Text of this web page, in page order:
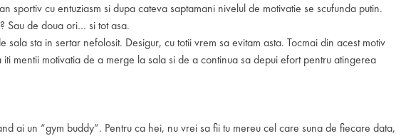
sportiv cu entuziasm si dupa cateva saptamani nivelul de motivatie se scufunda putin.
Sau de doua ori… si tot asa.
sta in sertar nefolosit. Desigur, cu totii vrem sa evitam asta. Tocmai din acest motiv
mentii motivatia de a merge la sala si de a continua sa depui efort pentru atingerea
ai un “gym buddy”. Pentru ca hei, nu vrei sa fii tu mereu cel care suna de fiecare data,